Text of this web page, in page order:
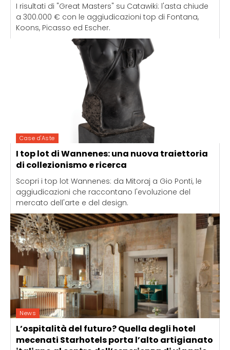
I risultati di "Great Masters" su Catawiki: l'asta chiude
a 300.000 € con le aggiudicazioni top di Fontana,
Koons, Picasso ed Escher.
Case d'Aste
I top lot di Wannenes: una nuova traiettoria
di collezionismo e ricerca
Scopri i top lot Wannenes: da Mitoraj a Gio Ponti, le
aggiudicazioni che raccontano l'evoluzione del
mercato dell'arte e del design.
News
L’ospitalità del futuro? Quella degli hotel
mecenati Starhotels porta l’alto artigianato